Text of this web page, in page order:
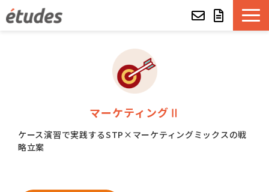
eラーニング教材一覧
マーケティングⅡ
ケース演習で実践するSTP×マーケティングミックスの戦
略立案